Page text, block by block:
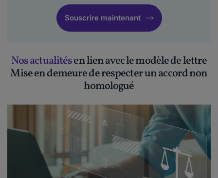
Souscrire maintenant
Nos actualitésen lien avec le modèle de lettre
Mise en demeure de respecter un accord non
homologué